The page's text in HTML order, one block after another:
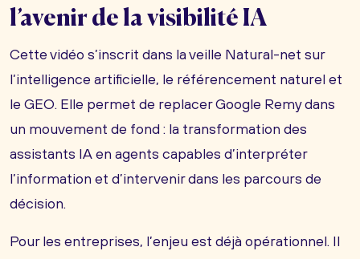
l’avenir de la visibilité IA
Cette vidéo s’inscrit dans la veille Natural-net sur
l’intelligence artificielle, le référencement naturel et
le GEO. Elle permet de replacer Google Remy dans
un mouvement de fond : la transformation des
assistants IA en agents capables d’interpréter
l’information et d’intervenir dans les parcours de
décision.
Pour les entreprises, l’enjeu est déjà opérationnel. Il